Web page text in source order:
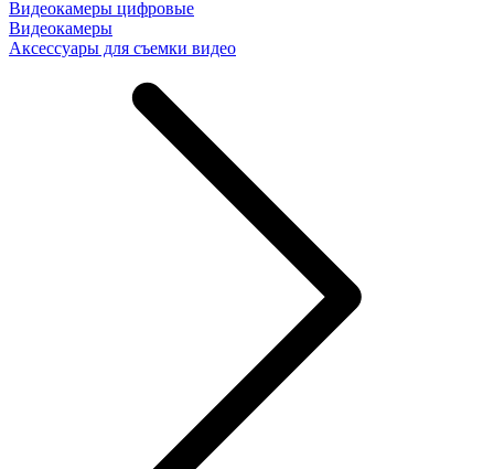
Видеокамеры цифровые
Видеокамеры
Аксессуары для съемки видео